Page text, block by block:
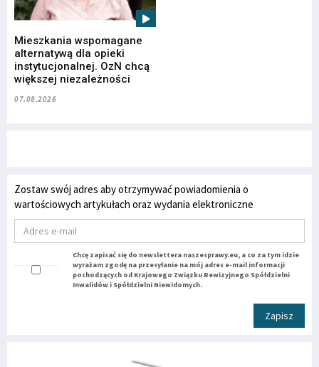
Mieszkania wspomagane
alternatywą dla opieki
instytucjonalnej. OzN chcą
większej niezależności
07.08.2026
Zostaw swój adres aby otrzymywać powiadomienia o
wartościowych artykułach oraz wydania elektroniczne
Chcę zapisać się do newslettera naszesprawy.eu, a co za tym idzie
wyrażam zgodę na przesyłanie na mój adres e-mail informacji
pochodzących od Krajowego Związku Rewizyjnego Spółdzielni
Inwalidów i Spółdzielni Niewidomych.
Zapisz